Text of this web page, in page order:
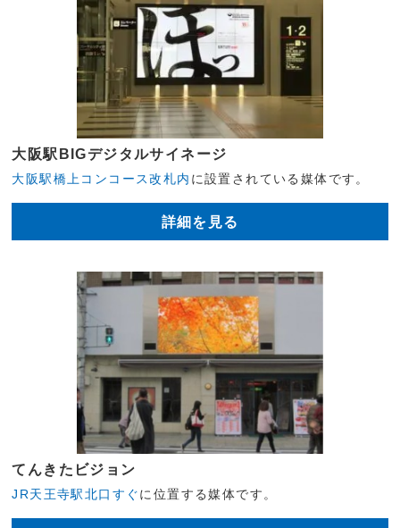
大阪駅BIGデジタルサイネージ
大阪駅橋上コンコース改札内 に設置されている媒体です。
詳細を見る
てんきたビジョン
JR天王寺駅北口すぐに位置する媒体です。